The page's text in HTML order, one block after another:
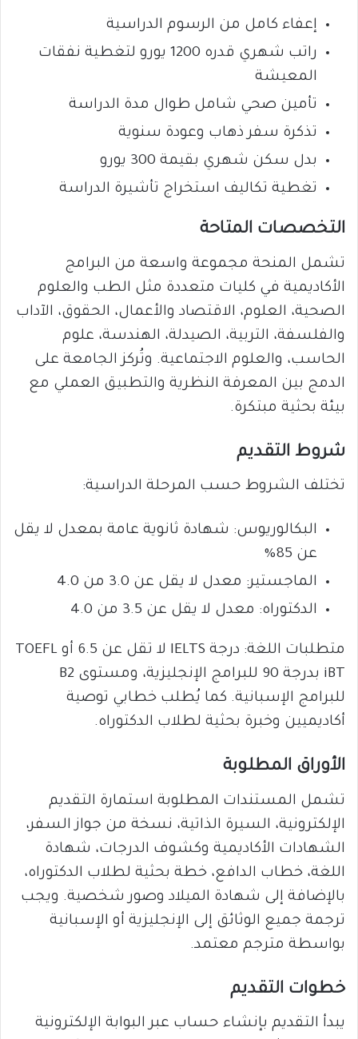
إعفاء كامل من الرسوم الدراسية
راتب شهري قدره 1200 يورو لتغطية نفقات
المعيشة
تأمين صحي شامل طوال مدة الدراسة
تذكرة سفر ذهاب وعودة سنوية
بدل سكن شهري بقيمة 300 يورو
تغطية تكاليف استخراج تأشيرة الدراسة
التخصصات المتاحة
تشمل المنحة مجموعة واسعة من البرامج
الأكاديمية في كليات متعددة مثل الطب والعلوم
الصحية، العلوم، الاقتصاد والأعمال، الحقوق، الآداب
والفلسفة، التربية، الصيدلة، الهندسة، علوم
الحاسب، والعلوم الاجتماعية. وتُركز الجامعة على
الدمج بين المعرفة النظرية والتطبيق العملي مع
بيئة بحثية مبتكرة.
شروط التقديم
تختلف الشروط حسب المرحلة الدراسية:
البكالوريوس: شهادة ثانوية عامة بمعدل لا يقل
عن 85%
الماجستير: معدل لا يقل عن 3.0 من 4.0
الدكتوراه: معدل لا يقل عن 3.5 من 4.0
متطلبات اللغة: درجة IELTS لا تقل عن 6.5 أو TOEFL
iBT بدرجة 90 للبرامج الإنجليزية، ومستوى B2
للبرامج الإسبانية. كما يُطلب خطابي توصية
أكاديميين وخبرة بحثية لطلاب الدكتوراه.
الأوراق المطلوبة
تشمل المستندات المطلوبة استمارة التقديم
الإلكترونية، السيرة الذاتية، نسخة من جواز السفر،
الشهادات الأكاديمية وكشوف الدرجات، شهادة
اللغة، خطاب الدافع، خطة بحثية لطلاب الدكتوراه،
بالإضافة إلى شهادة الميلاد وصور شخصية. ويجب
ترجمة جميع الوثائق إلى الإنجليزية أو الإسبانية
بواسطة مترجم معتمد.
خطوات التقديم
يبدأ التقديم بإنشاء حساب عبر البوابة الإلكترونية